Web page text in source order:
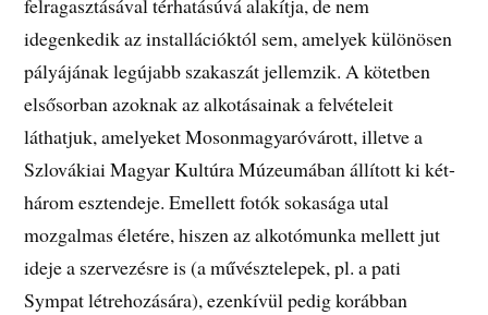
felragasztásával térhatásúvá alakítja, de nem
idegenkedik az installációktól sem, amelyek különösen
pályájának legújabb szakaszát jellemzik. A kötetben
elsősorban azoknak az alkotásainak a felvételeit
láthatjuk, amelyeket Mosonmagyaróvárott, illetve a
Szlovákiai Magyar Kultúra Múzeumában állított ki két-
három esztendeje. Emellett fotók sokasága utal
mozgalmas életére, hiszen az alkotómunka mellett jut
ideje a szervezésre is (a művésztelepek, pl. a pati
Sympat létrehozására), ezenkívül pedig korábban